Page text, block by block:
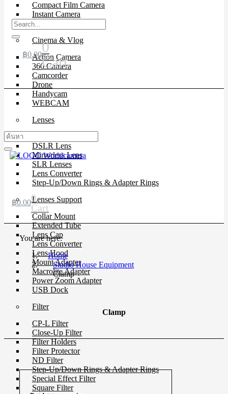
Compact Film Camera
Instant Camera
SLR Camera
Cinema & Vlog
Action Camera
360 Camera
Camcorder
Drone
Handycam
WEBCAM
Lenses
DSLR Lens
Mirrorless Lens
SLR Lenses
Lens Converter
Step-Up/Down Rings & Adapter Rings
Lenses Support
Collar Mount
Extended Tube
Lens Cap
Lens Converter
Lens Hood
Mount Adapter
Macrolite Adapter
Power Zoom Adapter
USB Dock
Filter
CP-L Filter
Close-Up Filter
Filter Holders
Filter Protector
ND Filter
Step-Up/Down Rings & Adapter Rings
Special Effect Filter
Square Filter
฿0.000
Cart
฿0.000
Cart
You are here:
Home
Studio House Equipment
Clamp
Clamp